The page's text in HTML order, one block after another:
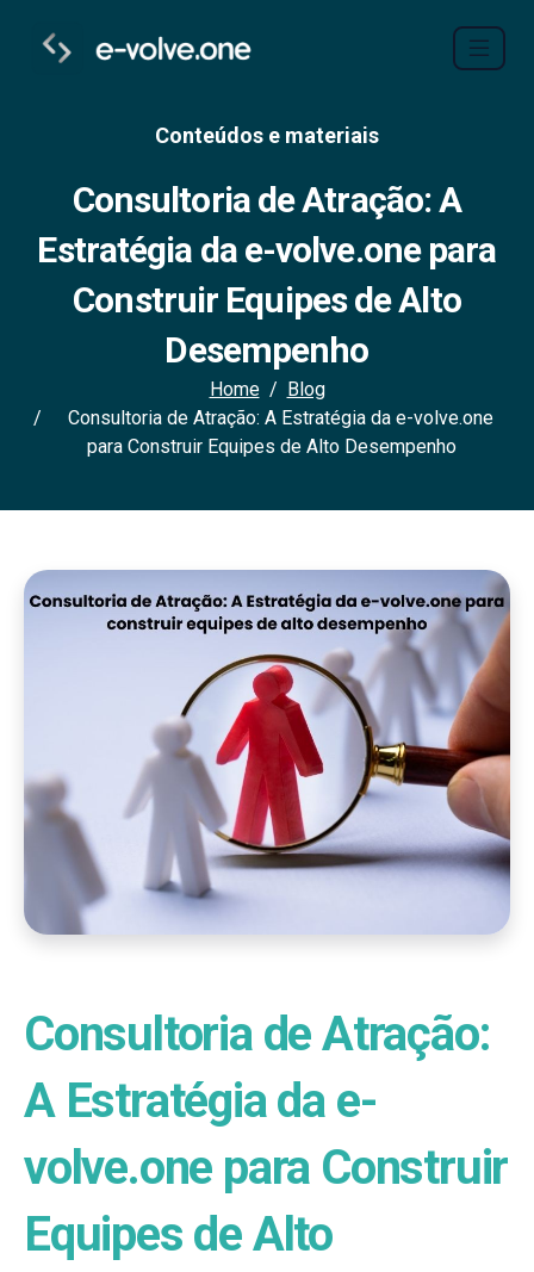
Conteúdos e materiais
Consultoria de Atração: A
Estratégia da e-volve.one para
Construir Equipes de Alto
Desempenho
Home
Blog
Consultoria de Atração: A Estratégia da e-volve.one
para Construir Equipes de Alto Desempenho
Consultoria de Atração:
A Estratégia da e-
volve.one para Construir
Equipes de Alto